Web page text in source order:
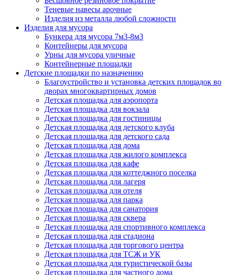
Теневые навесы арочные
Изделия из металла любой сложности
Изделия для мусора
Бункера для мусора 7м3-8м3
Контейнеры для мусора
Урны для мусора уличные
Контейнерные площадки
Детские площадки по назначению
Благоустройство и установка детских площадок во
дворах многоквартирных домов
Детская площадка для аэропорта
Детская площадка для вокзала
Детская площадка для гостиницы
Детская площадка для детского клуба
Детская площадка для детского сада
Детская площадка для дома
Детская площадка для жилого комплекса
Детская площадка для кафе
Детская площадка для коттеджного поселка
Детская площадка для лагеря
Детская площадка для отеля
Детская площадка для парка
Детская площадка для санатория
Детская площадка для сквера
Детская площадка для спортивного комплекса
Детская площадка для стадиона
Детская площадка для торгового центра
Детская площадка для ТСЖ и УК
Детская площадка для туристической базы
Детская площадка для частного дома